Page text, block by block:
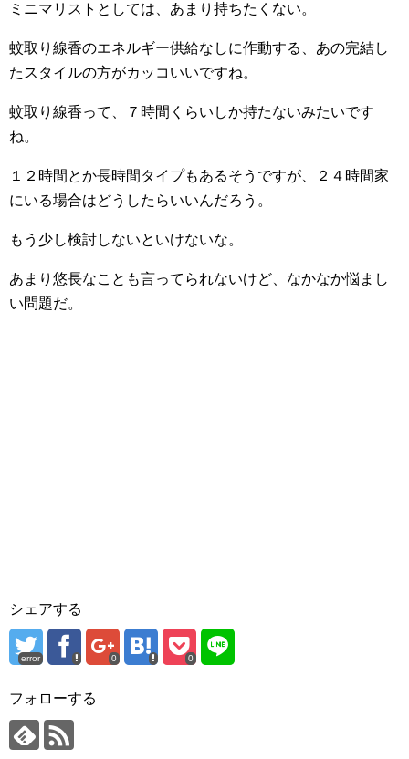
ミニマリストとしては、あまり持ちたくない。
蚊取り線香のエネルギー供給なしに作動する、あの完結し
たスタイルの方がカッコいいですね。
蚊取り線香って、７時間くらいしか持たないみたいです
ね。
１２時間とか長時間タイプもあるそうですが、２４時間家
にいる場合はどうしたらいいんだろう。
もう少し検討しないといけないな。
あまり悠長なことも言ってられないけど、なかなか悩まし
い問題だ。
シェアする
error 0 0
フォローする